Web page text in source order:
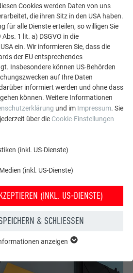
Highlight-Produkten – in unserem
und
Cookies werden Daten von uns
die ihren Sitz in den USA haben.
für alle Dienste erteilen, so willigen Sie
1 lit. a) DSGVO in die
ein. Wir informieren Sie, dass die
der EU entsprechendes
Insbesondere können US-Behörden
auf Ihre Daten
informiert werden und ohne dass
können. Weitere Informationen
und im Impressum. Sie
über die Cookie-Einstellungen
(inkl. US-Dienste)
(inkl. US-Dienste)
(INKL. US-DIENSTE)
& SCHLIESSEN
benötigt. Dadurch ist gewährleistet,
anzeigen